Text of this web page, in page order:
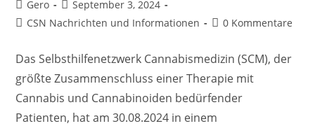
Beitrags-
Autor:
Gero
Beitrag
veröffentlicht:
September 3, 2024
Beitrags-
CSN Nachrichten und Informationen
Beitrags-
0 Kommentare
Das Selbsthilfenetzwerk Cannabismedizin (SCM), der
größte Zusammenschluss einer Therapie mit
Cannabis und Cannabinoiden bedürfender
Patienten, hat am 30.08.2024 in einem